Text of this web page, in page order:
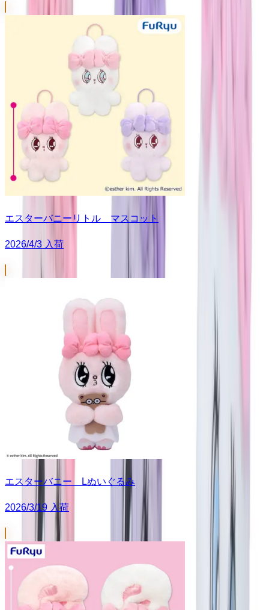
エスターバニーリトル マスコット
2026/4/3 入荷
エスターバニー Lぬいぐるみ
2026/3/19 入荷